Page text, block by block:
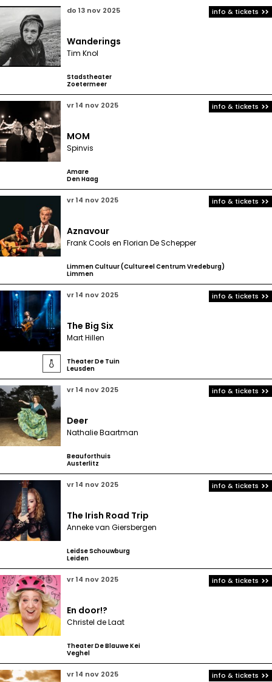
do 13 nov 2025
Wanderings
Tim Knol
Stadstheater
Zoetermeer
info & tickets
vr 14 nov 2025
MOM
Spinvis
Amare
Den Haag
info & tickets
vr 14 nov 2025
Aznavour
Frank Cools en Florian De Schepper
Limmen Cultuur (Cultureel Centrum Vredeburg)
Limmen
info & tickets

vr 14 nov 2025
The Big Six
Mart Hillen
Theater De Tuin
Leusden
info & tickets
vr 14 nov 2025
Deer
Nathalie Baartman
Beauforthuis
Austerlitz
info & tickets
vr 14 nov 2025
The Irish Road Trip
Anneke van Giersbergen
Leidse Schouwburg
Leiden
info & tickets
vr 14 nov 2025
En door!?
Christel de Laat
Theater De Blauwe Kei
Veghel
info & tickets
vr 14 nov 2025 info & tickets